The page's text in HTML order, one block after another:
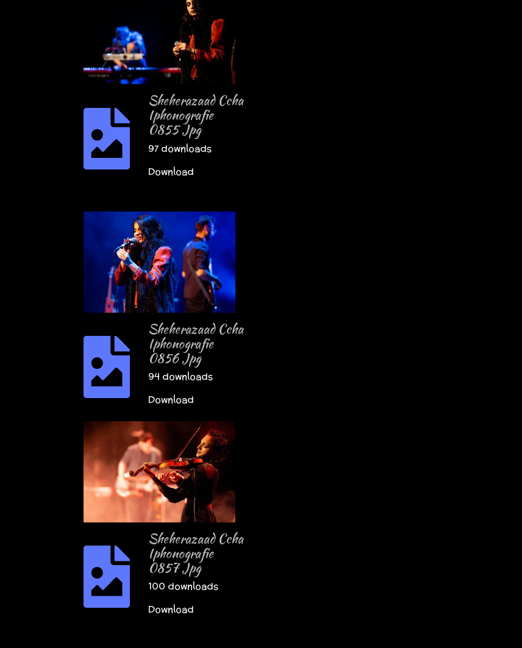
Sheherazaad Ccha
Iphonografie
0855 Jpg
97 downloads
Download
Sheherazaad Ccha
Iphonografie
0856 Jpg
94 downloads
Download
Sheherazaad Ccha
Iphonografie
0857 Jpg
100 downloads
Download